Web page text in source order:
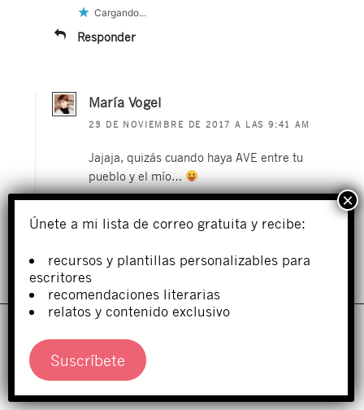
Cargando...
Responder
María Vogel
23 DE NOVIEMBRE DE 2017 A LAS 9:41 AM
Jajaja, quizás cuando haya AVE entre tu
pueblo y el mío…
Deja una respuesta
Los campos obligatorios están marcados con
Únete a mi lista de correo gratuita y recibe:
recursos y plantillas personalizables para
escritores
recomendaciones literarias
relatos y contenido exclusivo
Suscríbete
Este sitio utiliza cookies para proporcionarle la mejor
experiencia posible. Puede saber más sobre qué cookies están
siendo utilizadas o desactivarlas en
Aceptar